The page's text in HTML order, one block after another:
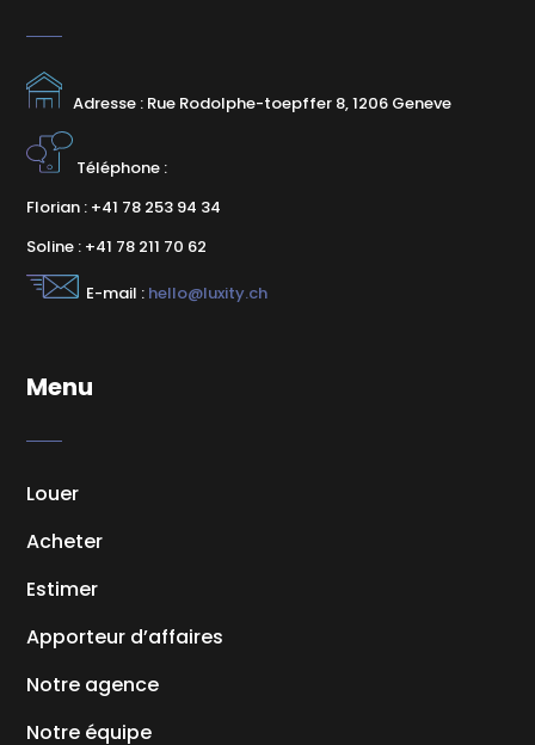
Adresse : Rue Rodolphe-toepffer 8, 1206 Geneve
Téléphone :
Florian : +41 78 253 94 34
Soline : +41 78 211 70 62
E-mail : hello@luxity.ch
Menu
Louer
Acheter
Estimer
Apporteur d’affaires
Notre agence
Notre équipe